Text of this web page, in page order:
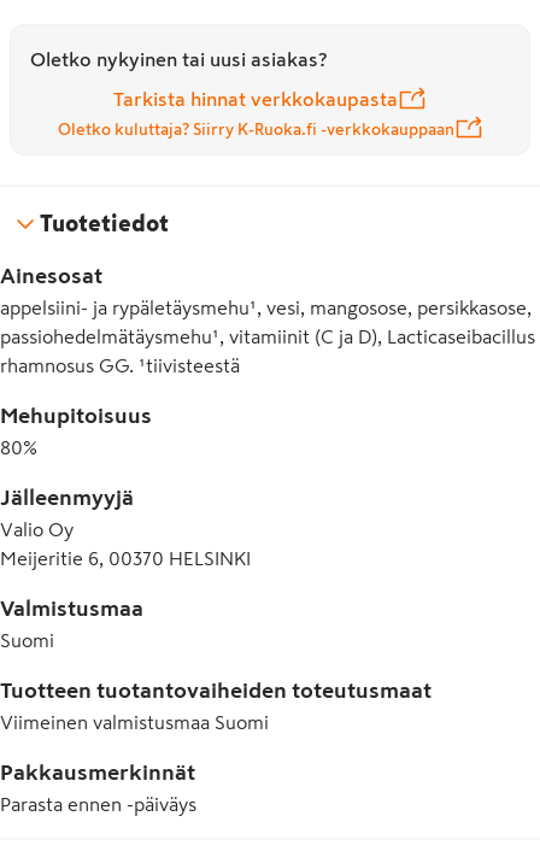
Oletko nykyinen tai uusi asiakas?
Tarkista hinnat verkkokaupasta
Oletko kuluttaja? Siirry K-Ruoka.fi -verkkokauppaan
Tuotetiedot
Ainesosat
appelsiini- ja rypäletäysmehu¹, vesi, mangosose, persikkasose,
passiohedelmätäysmehu¹, vitamiinit (C ja D), Lacticaseibacillus
rhamnosus GG. ¹tiivisteestä
Mehupitoisuus
80%
Jälleenmyyjä
Valio Oy
Meijeritie 6, 00370 HELSINKI
Valmistusmaa
Suomi
Tuotteen tuotantovaiheiden toteutusmaat
Viimeinen valmistusmaa Suomi
Pakkausmerkinnät
Parasta ennen -päiväys